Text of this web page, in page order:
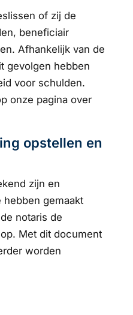
of zij de
beneficiair
Afhankelijk van de
gevolgen hebben
voor schulden.
onze pagina over
opstellen en
zijn en
gemaakt
notaris de
Met dit document
worden